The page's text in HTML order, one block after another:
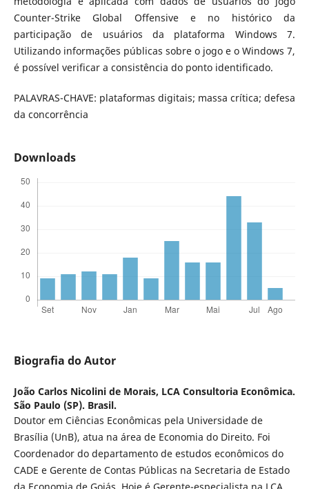
Counter-Strike Global Offensive e no histórico da
participação de usuários da plataforma Windows 7.
Utilizando informações públicas sobre o jogo e o Windows 7,
é possível verificar a consistência do ponto identificado.
PALAVRAS-CHAVE: plataformas digitais; massa crítica; defesa
da concorrência
Downloads
Biografia do Autor
João Carlos Nicolini de Morais, LCA Consultoria Econômica.
São Paulo (SP). Brasil.
Doutor em Ciências Econômicas pela Universidade de
Brasília (UnB), atua na área de Economia do Direito. Foi
Coordenador do departamento de estudos econômicos do
CADE e Gerente de Contas Públicas na Secretaria de Estado
da Economia de Goiás. Hoje é Gerente-especialista na LCA